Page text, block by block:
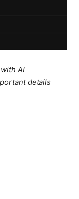
AI
details